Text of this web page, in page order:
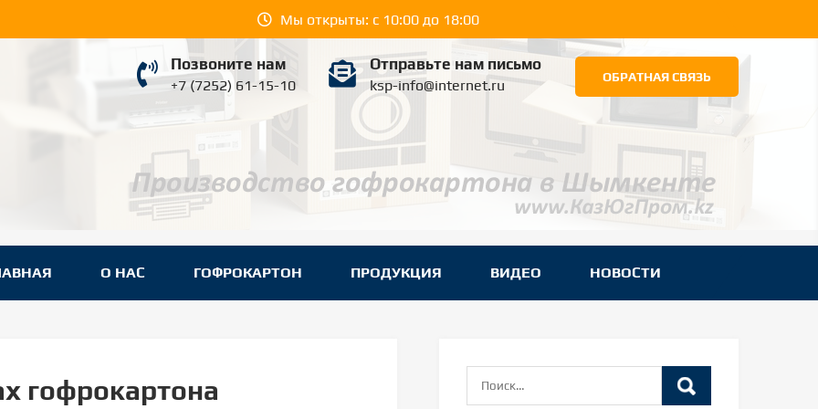
Мы открыты: с 10:00 до 18:00
ШЫМКЕНТ
в Шымкенте.
Позвоните нам
+7 (7252) 61-15-10
Отправьте нам письмо
ksp-info@internet.ru ОБРАТНАЯ СВЯЗЬ
О НАС ГОФРОКАРТОН ПРОДУКЦИЯ ВИДЕО НОВОСТИ
гофрокартона